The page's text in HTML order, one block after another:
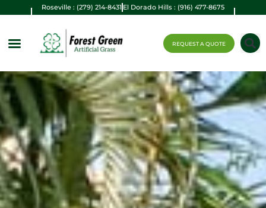
Roseville : (279) 214-8431 El Dorado Hills : (916) 477-8675
REQUEST A QUOTE